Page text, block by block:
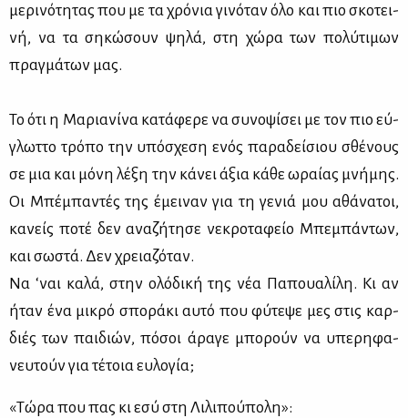
με­ρι­νό­τη­τας που με τα χρό­νια γι­νό­ταν όλο και πιο σκο­τει­
νή, να τα ση­κώ­σουν ψη­λά, στη χώ­ρα των πο­λύ­τι­μων
πραγ­μά­των μας.
Το ότι η Μα­ρια­νί­να κα­τά­φε­ρε να συ­νο­ψί­σει με τον πιο εύ­
γλωτ­το τρό­πο την υπό­σχε­ση ενός πα­ρα­δεί­σιου σθέ­νους
σε μια και μό­νη λέ­ξη την κά­νει άξια κά­θε ωραί­ας μνή­μης.
Οι Μπέ­μπα­ντές της έμει­ναν για τη γε­νιά μου αθά­να­τοι,
κα­νείς πο­τέ δεν ανα­ζή­τη­σε νε­κρο­τα­φείο Μπε­μπά­ντων,
και σω­στά. Δεν χρεια­ζό­ταν.
Να ‘ναι κα­λά, στην ολό­δι­κή της νέα Πα­πουα­λί­λη. Κι αν
ήταν ένα μι­κρό σπο­ρά­κι αυ­τό που φύ­τε­ψε μες στις καρ­
διές των παι­διών, πό­σοι άρα­γε μπο­ρούν να υπε­ρη­φα­
νευ­τούν για τέ­τοια ευ­λο­γία;
«Τώ­ρα που πας κι εσύ στη Λι­λι­πού­πο­λη»: